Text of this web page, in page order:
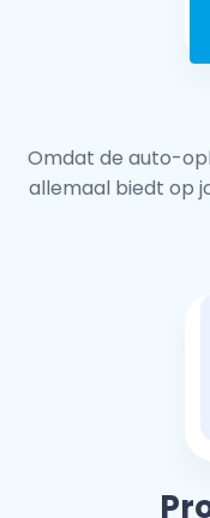
Omdat de auto-
allemaal biedt op